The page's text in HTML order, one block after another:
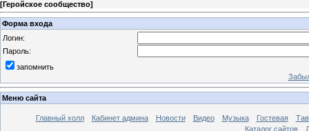
[Геройское сообщество]
Форма входа
Логин:
Пароль:
запомнить
Меню сайта
Главный холл Кабинет админа Новости Видео Музыка Гостевая
Каталог сайтов